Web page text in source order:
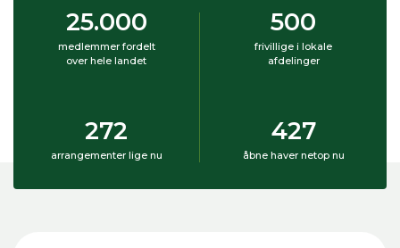
25.000
medlemmer fordelt
over hele landet
500
frivillige i lokale
afdelinger
272
arrangementer lige nu
427
åbne haver netop nu